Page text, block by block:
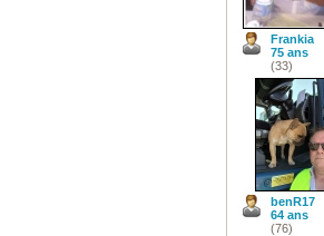
Frankia
75 ans
(33)
benR17
64 ans
(76)